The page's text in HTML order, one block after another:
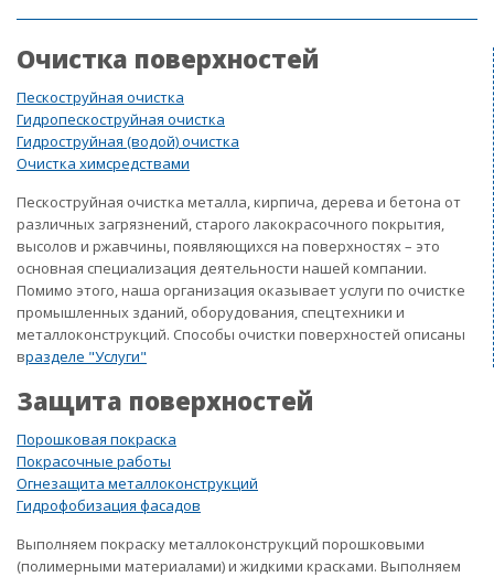
Очистка поверхностей
Пескоструйная очистка
Гидропескоструйная очистка
Гидроструйная (водой) очистка
Очистка химсредствами
Пескоструйная очистка металла, кирпича, дерева и бетона от
различных загрязнений, старого лакокрасочного покрытия,
высолов и ржавчины, появляющихся на поверхностях – это
основная специализация деятельности нашей компании.
Помимо этого, наша организация оказывает услуги по очистке
промышленных зданий, оборудования, спецтехники и
металлоконструкций. Способы очистки поверхностей описаны
вразделе "Услуги"
Защита поверхностей
Порошковая покраска
Покрасочные работы
Огнезащита металлоконструкций
Гидрофобизация фасадов
Выполняем покраску металлоконструкций порошковыми
(полимерными материалами) и жидкими красками. Выполняем